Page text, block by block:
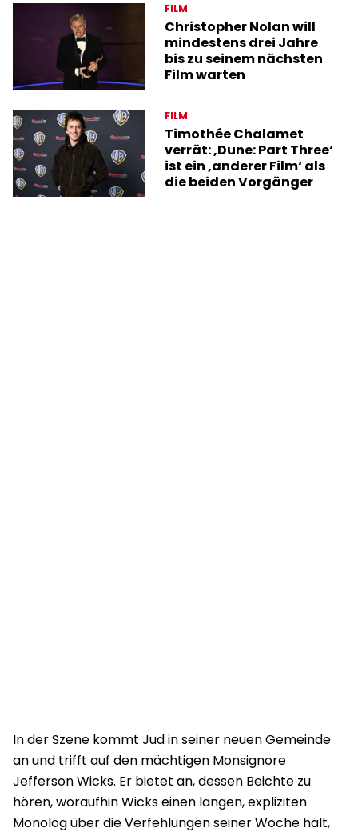
FILM
Christopher Nolan will
mindestens drei Jahre
bis zu seinem nächsten
Film warten
FILM
Timothée Chalamet
verrät: ‚Dune: Part Three‘
ist ein ‚anderer Film‘ als
die beiden Vorgänger
In der Szene kommt Jud in seiner neuen Gemeinde
an und trifft auf den mächtigen Monsignore
Jefferson Wicks. Er bietet an, dessen Beichte zu
hören, woraufhin Wicks einen langen, expliziten
Monolog über die Verfehlungen seiner Woche hält,